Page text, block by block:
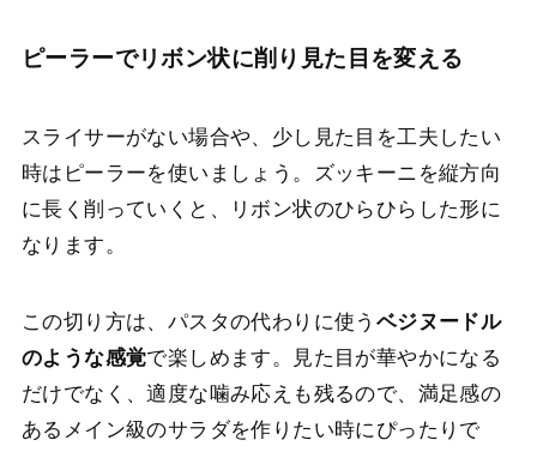
ピーラーでリボン状に削り見た目を変える
スライサーがない場合や、少し見た目を工夫したい
時はピーラーを使いましょう。ズッキーニを縦方向
に長く削っていくと、リボン状のひらひらした形に
なります。
この切り方は、パスタの代わりに使う ベジヌードル
のような感覚で楽しめます。見た目が華やかになる
だけでなく、適度な噛み応えも残るので、満足感の
あるメイン級のサラダを作りたい時にぴったりで